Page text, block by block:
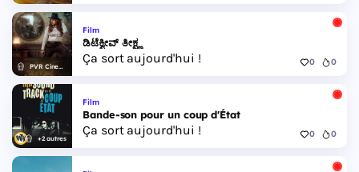
PVR Cinemas
Film
ಡಿಟೆಕ್ವೀವ್ ತೀಕ್ಷ್ಣ
Ça sort aujourd'hui ! 0 0
+2 autres
Film
Bande-son pour un coup d'État
Ça sort aujourd'hui ! 0 0